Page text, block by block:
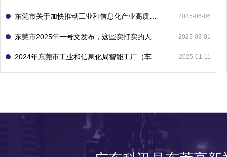
2025-06-06
2025-03-01
2025-01-11